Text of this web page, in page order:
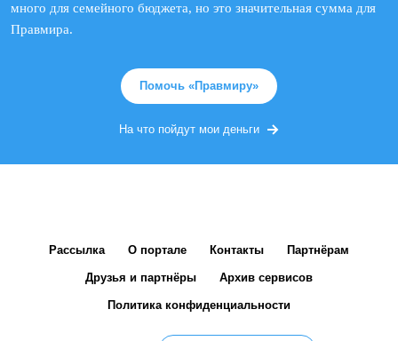
много для семейного бюджета, но это значительная сумма для
Правмира.
Помочь «Правмиру»
На что пойдут мои деньги
Рассылка О портале Контакты Партнёрам
Друзья и партнёры Архив сервисов
Политика конфиденциальности